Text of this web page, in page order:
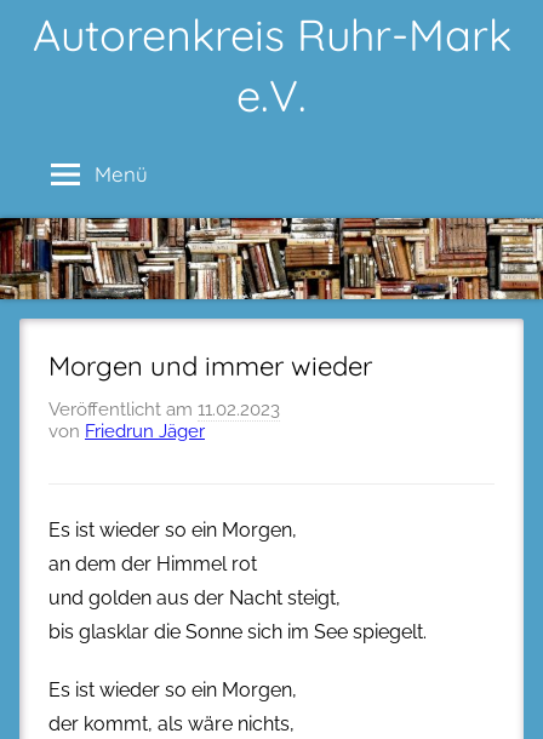
InhaltAutorenkreis Ruhr-Mark
e.V.
Menü
Morgen und immer wieder
Veröffentlicht am 11.02.2023
von Friedrun Jäger
Es ist wieder so ein Morgen,
an dem der Himmel rot
und golden aus der Nacht steigt,
bis glasklar die Sonne sich im See spiegelt.
Es ist wieder so ein Morgen,
der kommt, als wäre nichts,